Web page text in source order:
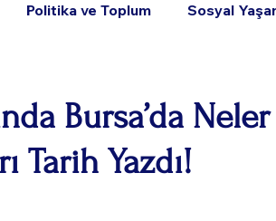
FacebookX (Twitter)WhatsAppLinkedIn Pinterest
Politika ve Toplum Sosyal
Bursa’da Neler
Tarih Yazdı!